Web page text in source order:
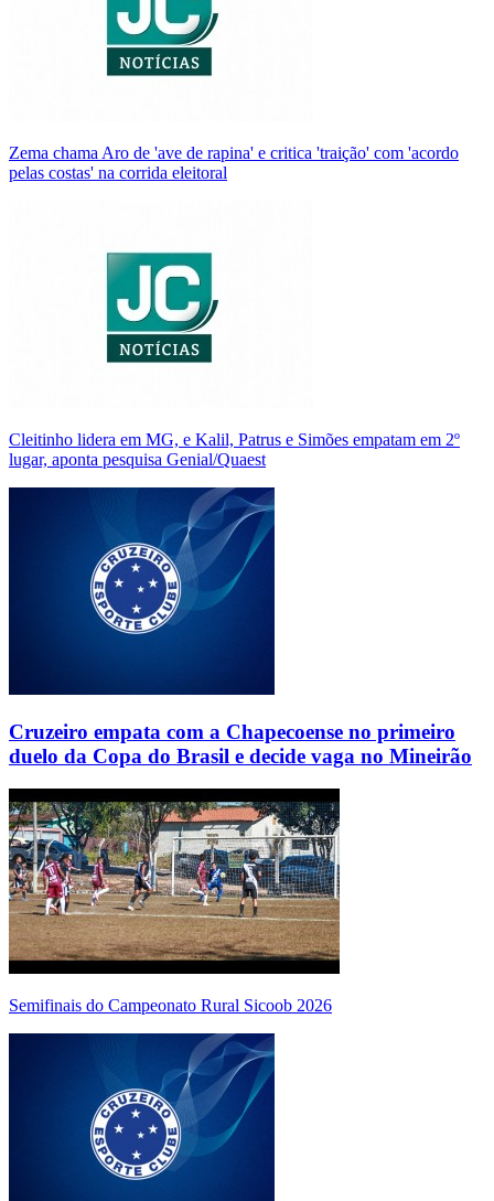
Zema chama Aro de 'ave de rapina' e critica 'traição' com 'acordo
pelas costas' na corrida eleitoral
Cleitinho lidera em MG, e Kalil, Patrus e Simões empatam em 2º
lugar, aponta pesquisa Genial/Quaest
Cruzeiro empata com a Chapecoense no primeiro
duelo da Copa do Brasil e decide vaga no Mineirão
Semifinais do Campeonato Rural Sicoob 2026